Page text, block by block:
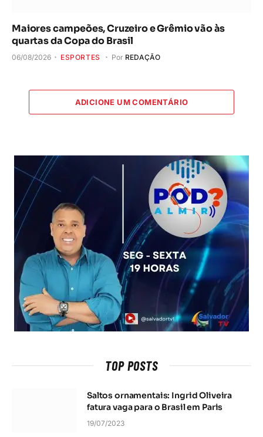
Maiores campeões, Cruzeiro e Grêmio vão às
quartas da Copa do Brasil
06/08/2026 ESPORTES Por REDAÇÃO
ADICIONE UM COMENTÁRIO
TOP POSTS
Saltos ornamentais: Ingrid Oliveira
fatura vaga para o Brasil em Paris
19/07/2023